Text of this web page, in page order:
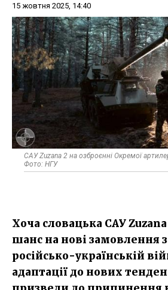
15 жовтня 2025, 14:40
САУ Zuzana 2 на озброєнні Окремої
Фото: НГУ
Хоча словацька САУ
шанс на нові замовлення
російсько-українській
адаптації до нових